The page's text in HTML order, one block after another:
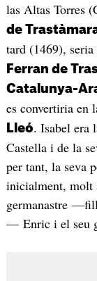
las Altas Torres
de
tard (1469), seria
Ferran de
Catalunya-
es convertiria en
Lleó. Isabel era
Castella i de la
per tant, la seva
inicialment, molt
germanastre
— Enric i el seu